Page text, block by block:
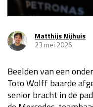
GP VERENIGDE
Race
GP SÃO PAULO 2026
Kwalificatie
Matthijs Nijhuis
23 mei 2026
Beelden van een
Toto Wolff baarde
senior bracht in de